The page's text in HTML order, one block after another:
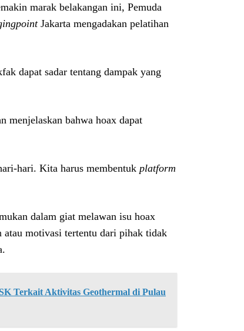
marak belakangan ini, Pemuda
Jakarta mengadakan pelatihan
dapat sadar tentang dampak yang
menjelaskan bahwa hoax dapat
hari. Kita harus membentuk platform
dalam giat melawan isu hoax
atau motivasi tertentu dari pihak tidak
Terkait Aktivitas Geothermal di Pulau